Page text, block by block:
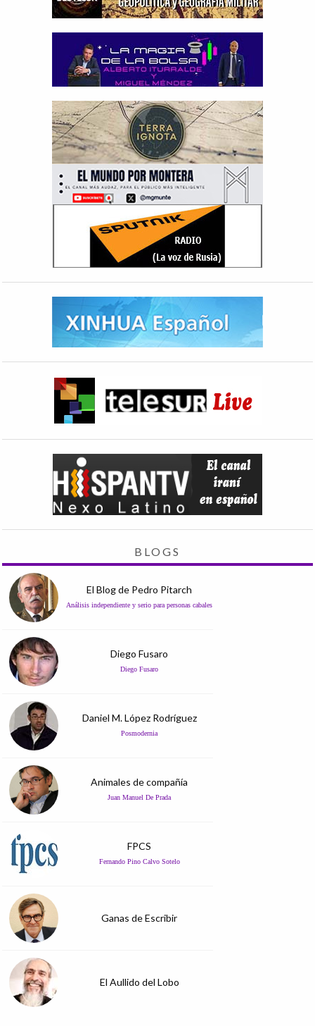
BLOGS
El Blog de Pedro Pitarch
Análisis independiente y serio para personas cabales
Diego Fusaro
Diego Fusaro
Daniel M. López Rodríguez
Posmodernia
Animales de compañía
Juan Manuel De Prada
FPCS
Fernando Pino Calvo Sotelo
Ganas de Escribir
El Aullido del Lobo